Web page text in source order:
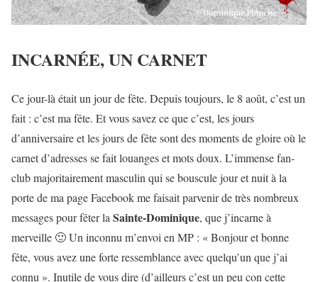
INCARNÉE, UN CARNET
Ce jour-là était un jour de fête. Depuis toujours, le 8 août, c’est un
fait : c’est ma fête. Et vous savez ce que c’est, les jours
d’anniversaire et les jours de fête sont des moments de gloire où le
carnet d’adresses se fait louanges et mots doux. L’immense fan-
club majoritairement masculin qui se bouscule jour et nuit à la
porte de ma page Facebook me faisait parvenir de très nombreux
messages pour fêter la Sainte-Dominique, que j’incarne à
merveille 🙂 Un inconnu m’envoi en MP : « Bonjour et bonne
fête, vous avez une forte ressemblance avec quelqu’un que j’ai
connu ». Inutile de vous dire (d’ailleurs c’est un peu con cette